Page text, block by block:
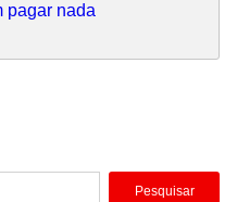
pagar nada
Pesquisar